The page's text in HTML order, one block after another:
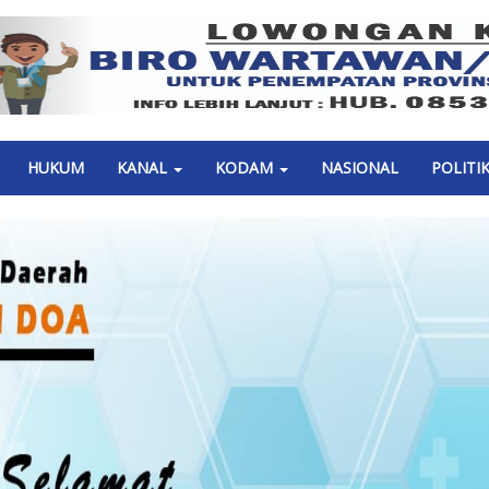
Previous
HUKUM KANAL KODAM NASIONAL POLITIK